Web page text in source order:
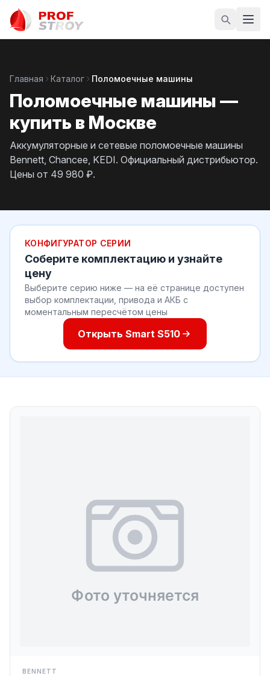
Главная Каталог Поломоечные машины
Поломоечные машины —
купить в Москве
Аккумуляторные и сетевые поломоечные машины
Bennett, Chancee, KEDI. Официальный дистрибьютор.
Цены от 49 980 ₽.
КОНФИГУРАТОР СЕРИИ
Соберите комплектацию и узнайте
цену
Выберите серию ниже — на её странице доступен
выбор комплектации, привода и АКБ с
моментальным пересчётом цены
Открыть Smart S510
BENNETT